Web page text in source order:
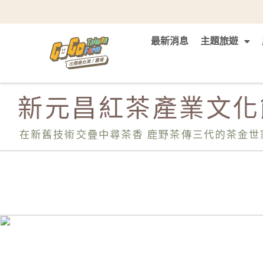
最新消息 主題旅遊
在新舊技術交疊中尋茶香 鹿野茶傳三代的茶金世
新元昌紅茶產業文